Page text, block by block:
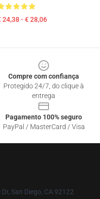
24,38 - € 28,06
Compre com confiança
Protegido 24/7, do clique à
entrega
Pagamento 100% seguro
PayPal / MasterCard / Visa
San Diego, CA 92122